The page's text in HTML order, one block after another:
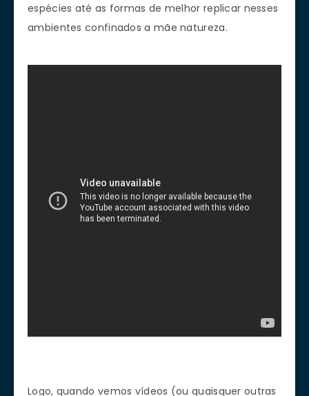
espécies até as formas de melhor replicar nesses
ambientes confinados a mãe natureza.
Logo, quando vemos vídeos (ou quaisquer outras